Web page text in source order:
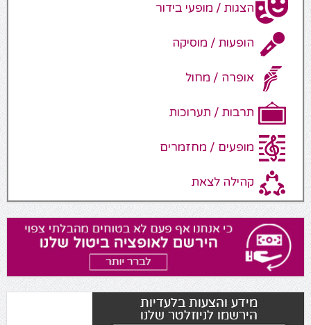
הצגות / מופעי בידור
הופעות / מוסיקה
אופרה / מחול
תרבות / תערוכות
מופעים / מחזמרים
קהילה לצאת